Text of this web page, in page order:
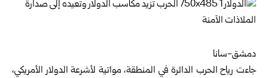
دمشق-سانا
جاءت رياح الحرب الدائرة في المنطقة، مواتية لأشرعة الدولار الأمريكي،